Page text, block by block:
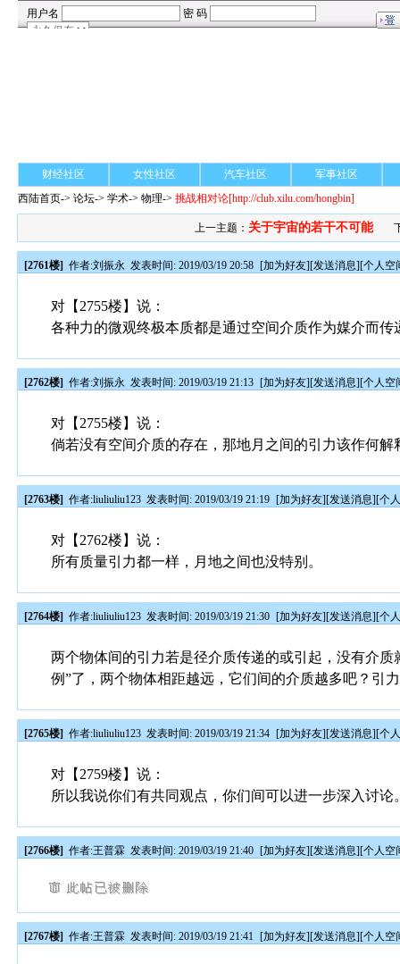
财经社区 女性社区 汽车社区
军事社区
西陆首页->论坛->学术-> 物理->挑战相对论[http://club.xilu.com/hongbin]
上一主题： 关于宇宙的若干不可能
[2761楼] 作者:刘振永 发表时间: 2019/03/19 20:58 [加为好友][发送消息][个人空
对【2755楼】说：
各种力的微观终极本质都是通过空间介质作为媒介而传
[2762楼] 作者:刘振永 发表时间: 2019/03/19 21:13 [加为好友][发送消息][个人空
对【2755楼】说：
倘若没有空间介质的存在，那地月之间的引力该作何解
[2763楼] 作者:liuliuliu123 发表时间: 2019/03/19 21:19 [加为好友][发送消息][个
对【2762楼】说：
所有质量引力都一样，月地之间也没特别。
[2764楼] 作者:liuliuliu123 发表时间: 2019/03/19 21:30 [加为好友][发送消息][个
两个物体间的引力若是径介质传递的或引起，没有介
例”了，两个物体相距越远，它们间的介质越多吧？引
[2765楼] 作者:liuliuliu123 发表时间: 2019/03/19 21:34 [加为好友][发送消息][个
对【2759楼】说：
所以我说你们有共同观点，你们间可以进一步深入讨论
[2766楼] 作者:王普霖 发表时间: 2019/03/19 21:40 [加为好友][发送消息][个人空
[2767楼] 作者:王普霖 发表时间: 2019/03/19 21:41 [加为好友][发送消息][个人空